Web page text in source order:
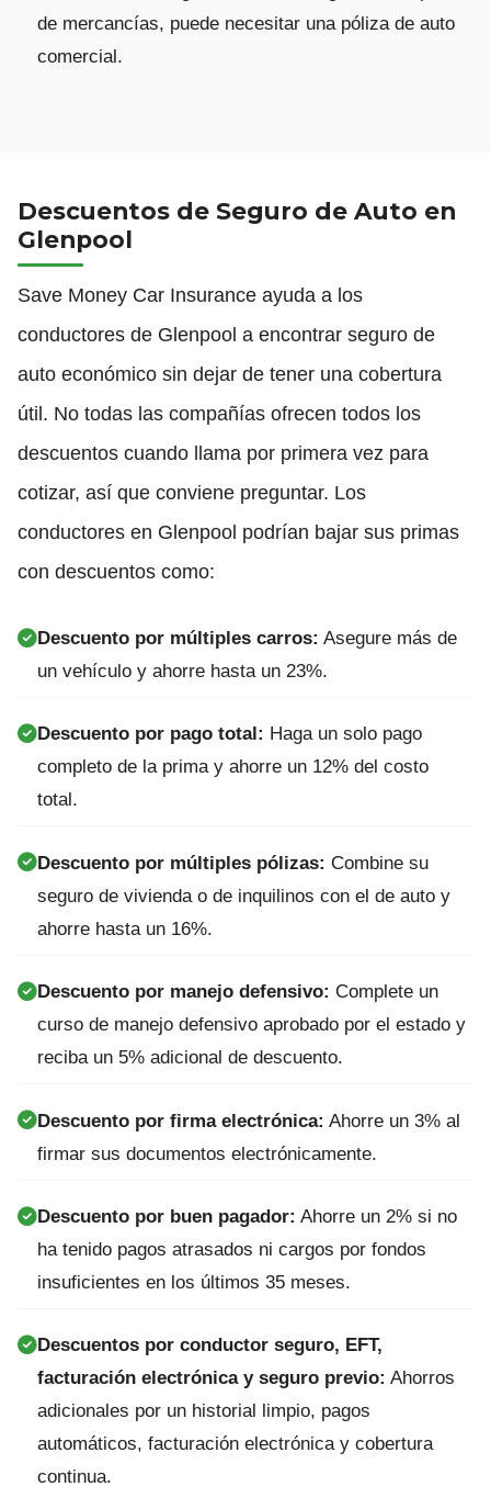
de mercancías, puede necesitar una póliza de auto
comercial.
Descuentos de Seguro de Auto en
Glenpool
Save Money Car Insurance ayuda a los
conductores de Glenpool a encontrar seguro de
auto económico sin dejar de tener una cobertura
útil. No todas las compañías ofrecen todos los
descuentos cuando llama por primera vez para
cotizar, así que conviene preguntar. Los
conductores en Glenpool podrían bajar sus primas
con descuentos como:
Descuento por múltiples carros: Asegure más de
un vehículo y ahorre hasta un 23%.
Descuento por pago total: Haga un solo pago
completo de la prima y ahorre un 12% del costo
total.
Descuento por múltiples pólizas: Combine su
seguro de vivienda o de inquilinos con el de auto y
ahorre hasta un 16%.
Descuento por manejo defensivo: Complete un
curso de manejo defensivo aprobado por el estado y
reciba un 5% adicional de descuento.
Descuento por firma electrónica: Ahorre un 3% al
firmar sus documentos electrónicamente.
Descuento por buen pagador: Ahorre un 2% si no
ha tenido pagos atrasados ni cargos por fondos
insuficientes en los últimos 35 meses.
Descuentos por conductor seguro, EFT,
facturación electrónica y seguro previo: Ahorros
adicionales por un historial limpio, pagos
automáticos, facturación electrónica y cobertura
continua.